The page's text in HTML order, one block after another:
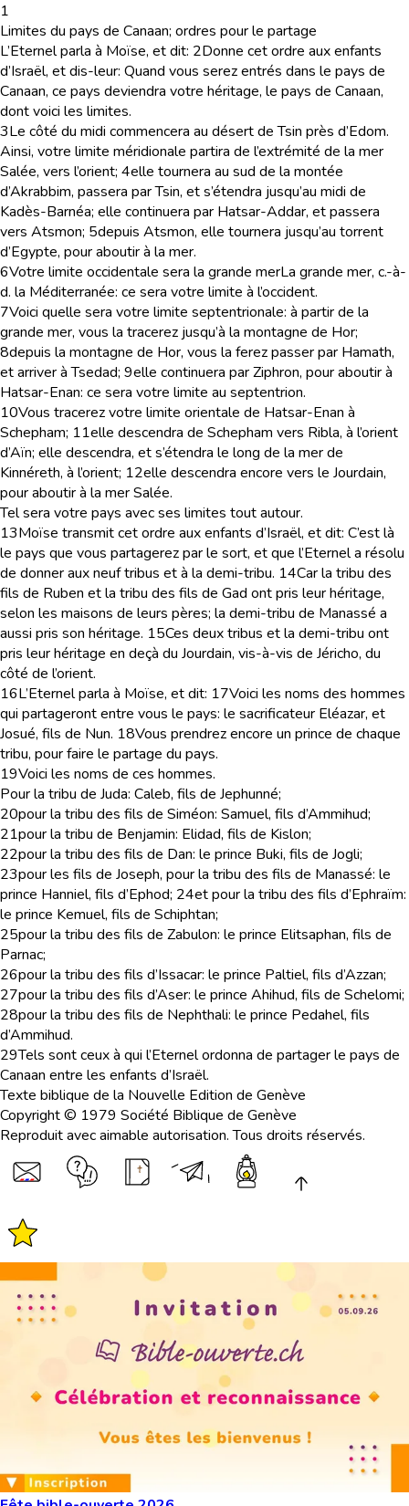
1
Limites du pays de Canaan; ordres pour le partage
L’Eternel parla à Moïse, et dit: 2Donne cet ordre aux enfants
d’Israël, et dis-leur: Quand vous serez entrés dans le pays de
Canaan, ce pays deviendra votre héritage, le pays de Canaan,
dont voici les limites.
3Le côté du midi commencera au désert de Tsin près d’Edom.
Ainsi, votre limite méridionale partira de l’extrémité de la mer
Salée, vers l’orient; 4elle tournera au sud de la montée
d’Akrabbim, passera par Tsin, et s’étendra jusqu’au midi de
Kadès-Barnéa; elle continuera par Hatsar-Addar, et passera
vers Atsmon; 5depuis Atsmon, elle tournera jusqu’au torrent
d’Egypte, pour aboutir à la mer.
6Votre limite occidentale sera la grande merLa grande mer, c.-à-
d. la Méditerranée: ce sera votre limite à l’occident.
7Voici quelle sera votre limite septentrionale: à partir de la
grande mer, vous la tracerez jusqu’à la montagne de Hor;
8depuis la montagne de Hor, vous la ferez passer par Hamath,
et arriver à Tsedad; 9elle continuera par Ziphron, pour aboutir à
Hatsar-Enan: ce sera votre limite au septentrion.
10Vous tracerez votre limite orientale de Hatsar-Enan à
Schepham; 11elle descendra de Schepham vers Ribla, à l’orient
d’Aïn; elle descendra, et s’étendra le long de la mer de
Kinnéreth, à l’orient; 12elle descendra encore vers le Jourdain,
pour aboutir à la mer Salée.
Tel sera votre pays avec ses limites tout autour.
13Moïse transmit cet ordre aux enfants d’Israël, et dit: C’est là
le pays que vous partagerez par le sort, et que l’Eternel a résolu
de donner aux neuf tribus et à la demi-tribu. 14Car la tribu des
fils de Ruben et la tribu des fils de Gad ont pris leur héritage,
selon les maisons de leurs pères; la demi-tribu de Manassé a
aussi pris son héritage. 15Ces deux tribus et la demi-tribu ont
pris leur héritage en deçà du Jourdain, vis-à-vis de Jéricho, du
côté de l’orient.
16L’Eternel parla à Moïse, et dit: 17Voici les noms des hommes
qui partageront entre vous le pays: le sacrificateur Eléazar, et
Josué, fils de Nun. 18Vous prendrez encore un prince de chaque
tribu, pour faire le partage du pays.
19Voici les noms de ces hommes.
Pour la tribu de Juda: Caleb, fils de Jephunné;
20pour la tribu des fils de Siméon: Samuel, fils d’Ammihud;
21pour la tribu de Benjamin: Elidad, fils de Kislon;
22pour la tribu des fils de Dan: le prince Buki, fils de Jogli;
23pour les fils de Joseph, pour la tribu des fils de Manassé: le
prince Hanniel, fils d’Ephod; 24et pour la tribu des fils d’Ephraïm:
le prince Kemuel, fils de Schiphtan;
25pour la tribu des fils de Zabulon: le prince Elitsaphan, fils de
Parnac;
26pour la tribu des fils d’Issacar: le prince Paltiel, fils d’Azzan;
27pour la tribu des fils d’Aser: le prince Ahihud, fils de Schelomi;
28pour la tribu des fils de Nephthali: le prince Pedahel, fils
d’Ammihud.
29Tels sont ceux à qui l’Eternel ordonna de partager le pays de
Canaan entre les enfants d’Israël.
Texte biblique de la Nouvelle Edition de Genève
Copyright © 1979 Société Biblique de Genève
Reproduit avec aimable autorisation. Tous droits réservés.